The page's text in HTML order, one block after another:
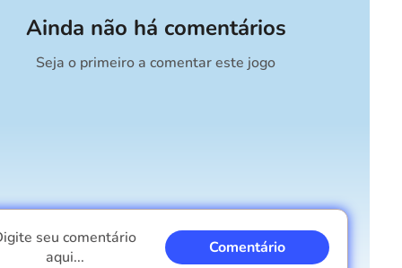
Ainda não há comentários
Seja o primeiro a comentar este jogo
seu comentário
aqui...
Comentário